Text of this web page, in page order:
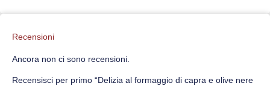
Recensioni
Ancora non ci sono recensioni.
Recensisci per primo “Delizia al formaggio di capra e olive nere